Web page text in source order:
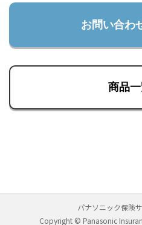
お問い合わ
商品
パナソニック保険
Copyright © Panasonic